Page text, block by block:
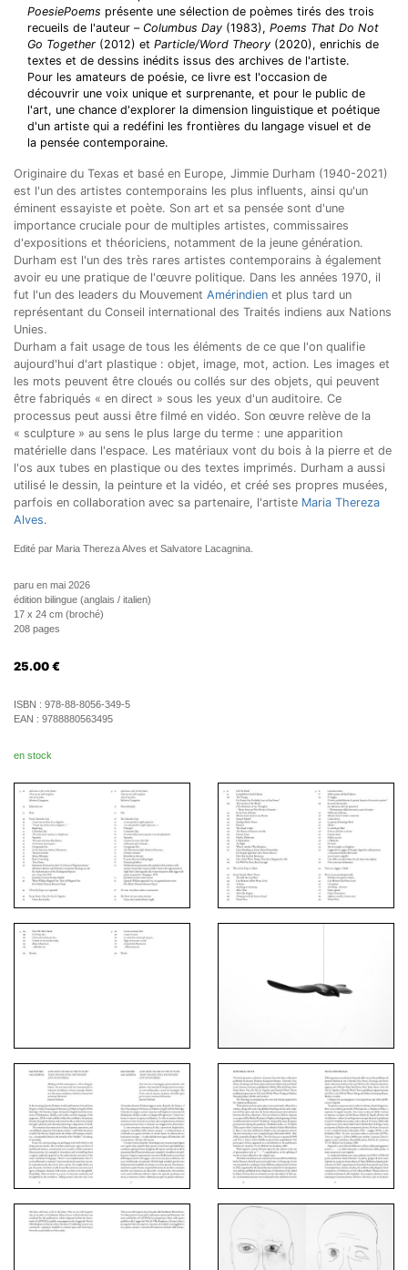
PoesiePoems présente une sélection de poèmes tirés des trois
recueils de l'auteur – Columbus Day (1983), Poems That Do Not
Go Together (2012) et Particle/Word Theory (2020), enrichis de
textes et de dessins inédits issus des archives de l'artiste.
Pour les amateurs de poésie, ce livre est l'occasion de
découvrir une voix unique et surprenante, et pour le public de
l'art, une chance d'explorer la dimension linguistique et poétique
d'un artiste qui a redéfini les frontières du langage visuel et de
la pensée contemporaine.
Originaire du Texas et basé en Europe, Jimmie Durham (1940-2021)
est l'un des artistes contemporains les plus influents, ainsi qu'un
éminent essayiste et poète. Son art et sa pensée sont d'une
importance cruciale pour de multiples artistes, commissaires
d'expositions et théoriciens, notamment de la jeune génération.
Durham est l'un des très rares artistes contemporains à également
avoir eu une pratique de l'œuvre politique. Dans les années 1970, il
fut l'un des leaders du Mouvement Amérindien et plus tard un
représentant du Conseil international des Traités indiens aux Nations
Unies.
Durham a fait usage de tous les éléments de ce que l'on qualifie
aujourd'hui d'art plastique : objet, image, mot, action. Les images et
les mots peuvent être cloués ou collés sur des objets, qui peuvent
être fabriqués « en direct » sous les yeux d'un auditoire. Ce
processus peut aussi être filmé en vidéo. Son œuvre relève de la
« sculpture » au sens le plus large du terme : une apparition
matérielle dans l'espace. Les matériaux vont du bois à la pierre et de
l'os aux tubes en plastique ou des textes imprimés. Durham a aussi
utilisé le dessin, la peinture et la vidéo, et créé ses propres musées,
parfois en collaboration avec sa partenaire, l'artiste Maria Thereza
Alves.
Edité par Maria Thereza Alves et Salvatore Lacagnina.
paru en mai 2026
édition bilingue (anglais / italien)
17 x 24 cm (broché)
208 pages
25.00 €
ISBN : 978-88-8056-349-5
EAN : 9788880563495
en stock